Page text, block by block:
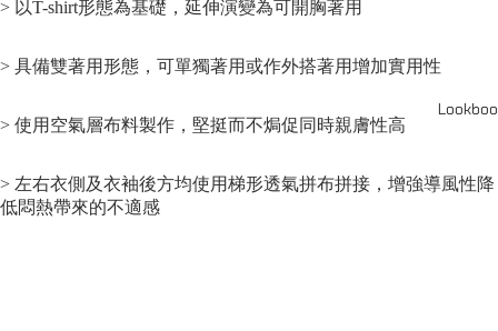
> 以T-shirt形態為基礎，延伸演變為可開胸著用
> 具備雙著用形態，可單獨著用或作外搭著用增加實用性
> 使用空氣層布料製作，堅挺而不焗促同時親膚性高
> 左右衣側及衣袖後方均使用梯形透氣拼布拼接，增強導風性降
低悶熱帶來的不適感